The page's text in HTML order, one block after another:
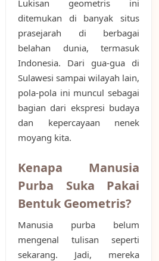
Lukisan geometris ini
ditemukan di banyak situs
prasejarah di berbagai
belahan dunia, termasuk
Indonesia. Dari gua-gua di
Sulawesi sampai wilayah lain,
pola-pola ini muncul sebagai
bagian dari ekspresi budaya
dan kepercayaan nenek
moyang kita.
Kenapa Manusia
Purba Suka Pakai
Bentuk Geometris?
Manusia purba belum
mengenal tulisan seperti
sekarang. Jadi, mereka